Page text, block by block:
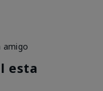
amigo
esta